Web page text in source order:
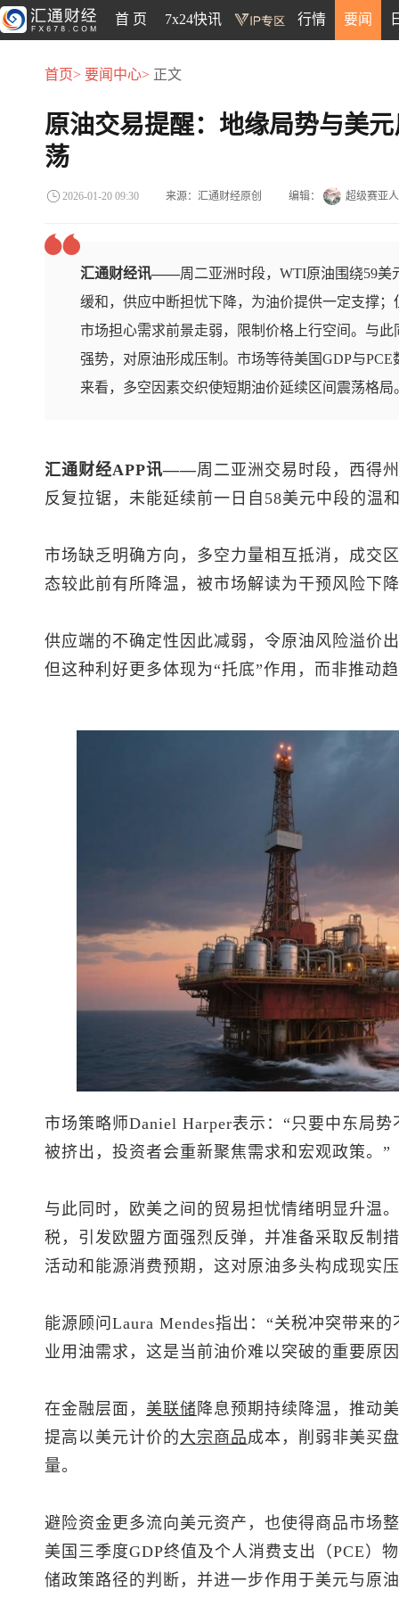
首 页 7x24快讯 行情 要闻
首页> 要闻中心> 正文
原油交易提醒：地缘局势与美
荡
2026-01-20 09:30 来源：汇通财经原创 编辑： 超级赛亚人
汇通财经讯——周二亚洲时段，WTI原油围绕59
缓和，供应中断担忧下降，为油价提供一定支撑
市场担心需求前景走弱，限制价格上行空间。与
强势，对原油形成压制。市场等待美国GDP与
来看，多空因素交织使短期油价延续区间震荡格局
汇通财经APP讯——周二亚洲交易时段，西得
反复拉锯，未能延续前一日自58美元中段的温
市场缺乏明确方向，多空力量相互抵消，成交
态较此前有所降温，被市场解读为干预风险下
供应端的不确定性因此减弱，令原油风险溢价
但这种利好更多体现为“托底”作用，而非推动
市场策略师Daniel Harper表示：“只要中东局
被挤出，投资者会重新聚焦需求和宏观政策。”
与此同时，欧美之间的贸易担忧情绪明显升温
税，引发欧盟方面强烈反弹，并准备采取反制
活动和能源消费预期，这对原油多头构成现实
能源顾问Laura Mendes指出：“关税冲突带来
业用油需求，这是当前油价难以突破的重要原
在金融层面， 美联储 降息预期持续降温，推动
提高以美元计价的大宗商品成本，削弱非美买
量。
避险资金更多流向美元资产，也使得商品市场
美国三季度GDP终值及个人消费支出（PCE）
储政策路径的判断，并进一步作用于美元与原